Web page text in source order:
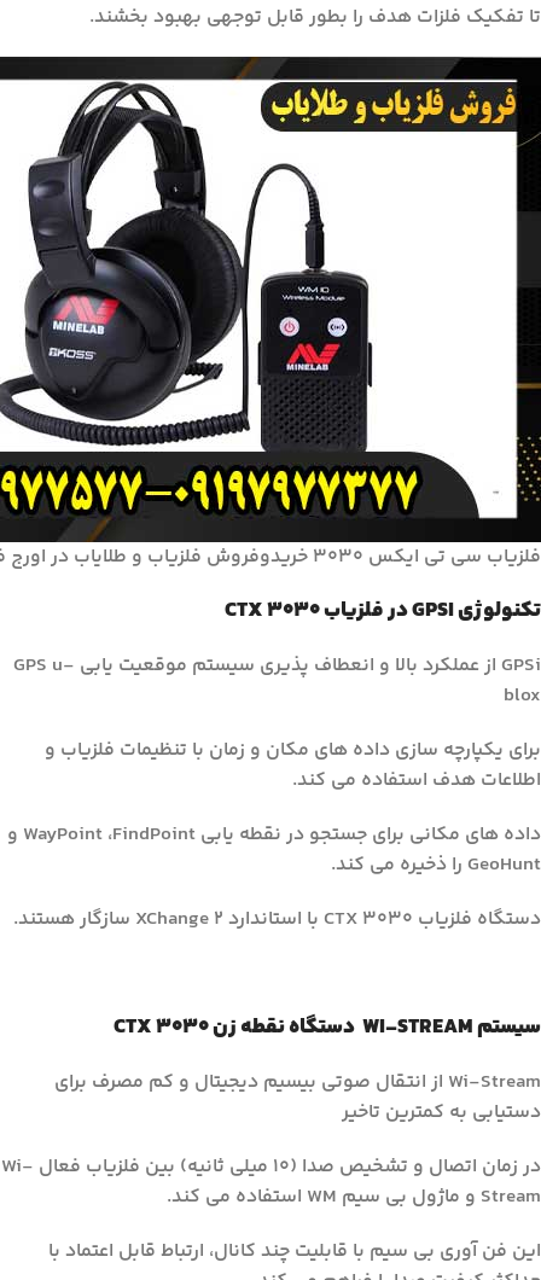
تا تفکیک فلزات هدف را بطور قابل توجهی بهبود بخشند.
فلزیاب سی تی ایکس 3030 خریدوفروش فلزیاب و طلایاب در اورج فلزیاب
تکنولوژی GPSI در فلزیاب CTX 3030
GPSi از عملکرد بالا و انعطاف پذیری سیستم موقعیت یابی GPS u-
blox
برای یکپارچه سازی داده های مکان و زمان با تنظیمات فلزیاب و
اطلاعات هدف استفاده می کند.
داده های مکانی برای جستجو در نقطه یابی WayPoint ،FindPoint و
GeoHunt را ذخیره می کند.
دستگاه فلزیاب CTX 3030 با استاندارد XChange 2 سازگار هستند.
سیستم WI-STREAM دستگاه نقطه زن CTX 3030
Wi-Stream از انتقال صوتی بیسیم دیجیتال و کم مصرف برای
دستیابی به کمترین تاخیر
در زمان اتصال و تشخیص صدا (10 میلی ثانیه) بین فلزیاب فعال Wi-
Stream و ماژول بی سیم WM استفاده می کند.
این فن آوری بی سیم با قابلیت چند کانال، ارتباط قابل اعتماد با